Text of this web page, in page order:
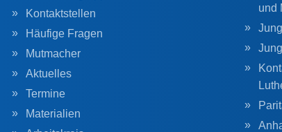
Kontaktstellen
Häufige Fragen
Mutmacher
Aktuelles
Termine
Materialien
und